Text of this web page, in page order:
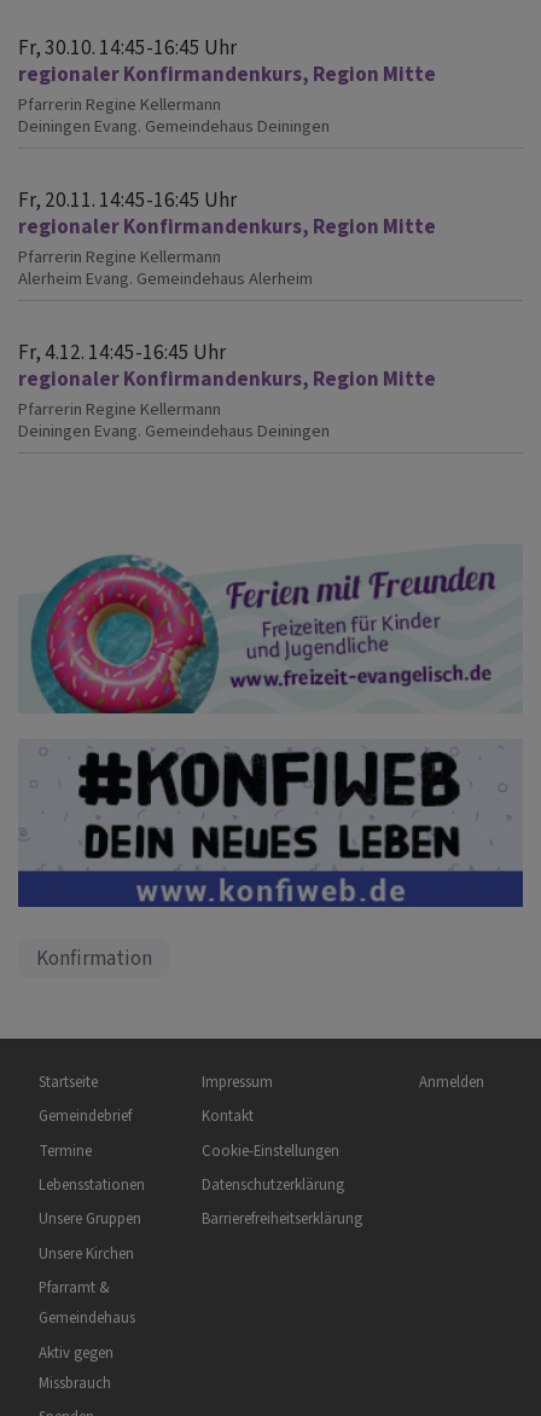
Fr, 30.10. 14:45-16:45 Uhr
regionaler Konfirmandenkurs, Region Mitte
Pfarrerin Regine Kellermann
Deiningen Evang. Gemeindehaus Deiningen
Fr, 20.11. 14:45-16:45 Uhr
regionaler Konfirmandenkurs, Region Mitte
Pfarrerin Regine Kellermann
Alerheim Evang. Gemeindehaus Alerheim
Fr, 4.12. 14:45-16:45 Uhr
regionaler Konfirmandenkurs, Region Mitte
Pfarrerin Regine Kellermann
Deiningen Evang. Gemeindehaus Deiningen
Konfirmation
Hauptnavigation
Startseite
Gemeindebrief
Termine
Lebensstationen
Unsere Gruppen
Unsere Kirchen
Pfarramt &
Gemeindehaus
Aktiv gegen
Missbrauch
Fußbereichsmenü
Impressum
Kontakt
Cookie-Einstellungen
Datenschutzerklärung
Barrierefreiheitserklärung
Benutzermenü
Anmelden